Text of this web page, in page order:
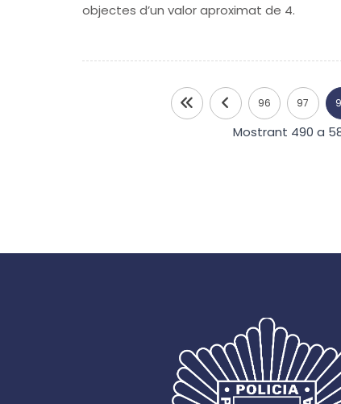
objectes d’un valor aproximat de 4.
96 97
Mostrant 490 a